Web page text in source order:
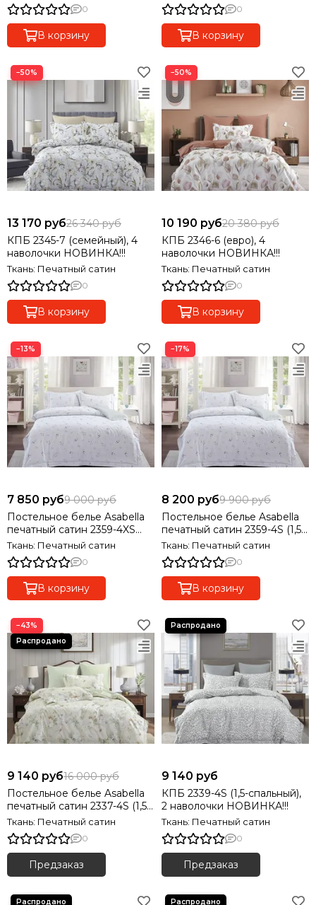
0
В корзину
0
В корзину
−50%
13 170 руб26 340 руб
КПБ 2345-7 (семейный), 4
наволочки НОВИНКА!!!
Ткань: Печатный сатин
0
В корзину
−50%
10 190 руб20 380 руб
КПБ 2346-6 (евро), 4
наволочки НОВИНКА!!!
Ткань: Печатный сатин
0
В корзину
−13%
7 850 руб9 000 руб
Постельное белье Asabella
печатный сатин 2359-4XS
(1,5-спальный), 2 наволочки
Ткань: Печатный сатин
0
В корзину
−17%
8 200 руб9 900 руб
Постельное белье Asabella
печатный сатин 2359-4S (1,5-
спальный), 2 наволочки
Ткань: Печатный сатин
0
В корзину
−43%
9 140 руб16 000 руб
Постельное белье Asabella
печатный сатин 2337-4S (1,5-
спальный), 2 наволочки
Ткань: Печатный сатин
0
Предзаказ
9 140 руб
КПБ 2339-4S (1,5-спальный),
2 наволочки НОВИНКА!!!
Ткань: Печатный сатин
0
Предзаказ